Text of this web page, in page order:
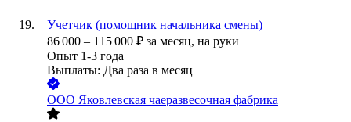
Учетчик (помощник начальника смены)
86 000 – 115 000 ₽ за месяц, на руки
Опыт 1-3 года
Выплаты: Два раза в месяц
ООО Яковлевская чаеразвесочная фабрика